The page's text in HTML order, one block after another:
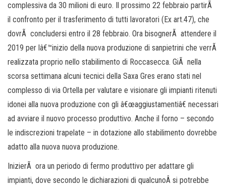
complessiva da 30 milioni di euro. Il prossimo 22 febbraio partirÃ
il confronto per il trasferimento di tutti lavoratori (Ex art.47), che
dovrÃ concludersi entro il 28 febbraio. Ora bisognerÃ attendere il
2019 per lâ€™inizio della nuova produzione di sanpietrini che verrÃ
realizzata proprio nello stabilimento di Roccasecca. GiÃ nella
scorsa settimana alcuni tecnici della Saxa Gres erano stati nel
complesso di via Ortella per valutare e visionare gli impianti ritenuti
idonei alla nuova produzione con gli â€œaggiustamentiâ€ necessari
ad avviare il nuovo processo produttivo. Anche il forno – secondo
le indiscrezioni trapelate – in dotazione allo stabilimento dovrebbe
adatto alla nuova nuova produzione.
InizierÃ ora un periodo di fermo produttivo per adattare gli
impianti, dove secondo le dichiarazioni di qualcunoÂ si potrebbe